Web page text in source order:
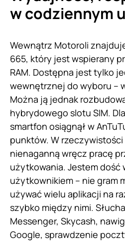
w codziennym
Wewnątrz Motoroli
665, który jest wspierany
RAM. Dostępna jest tylko
wewnętrznej do wyboru –
Można ją jednak
hybrydowego slotu SIM.
smartfon osiągnął w
punktów. W
nienaganną wręcz pracę
użytkowania. Jestem dość
użytkownikiem – nie gram
używać wielu aplikacji na
szybko między nimi.
Messenger, Skycash,
Google, sprawdzenie